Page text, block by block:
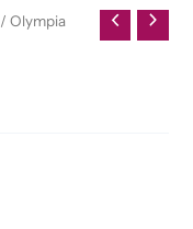
/ Olympia